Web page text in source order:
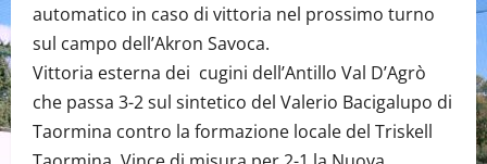
automatico in caso di vittoria nel prossimo turno
sul campo dell’Akron Savoca.
Vittoria esterna dei cugini dell’Antillo Val D’Agrò
che passa 3-2 sul sintetico del Valerio Bacigalupo di
Taormina contro la formazione locale del Triskell